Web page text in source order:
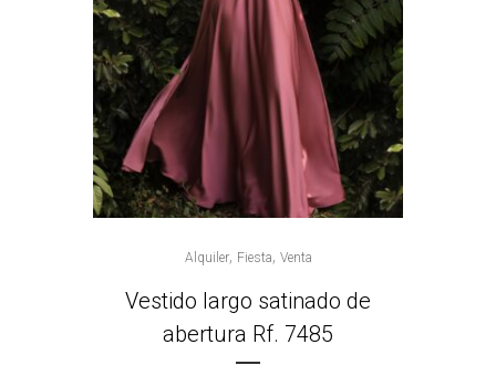
Alquiler, Fiesta, Venta
Vestido largo satinado de
abertura Rf. 7485